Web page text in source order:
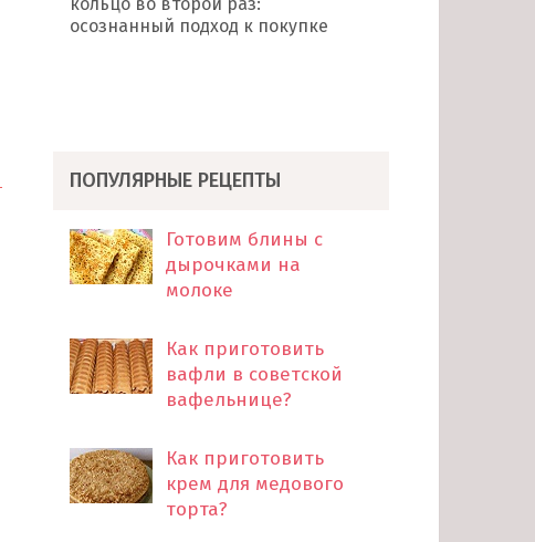
ПОПУЛЯРНЫЕ РЕЦЕПТЫ
Готовим блины с
дырочками на
молоке
Как приготовить
вафли в советской
вафельнице?
Как приготовить
крем для медового
торта?